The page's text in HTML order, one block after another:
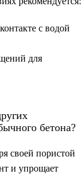
с водой
для
бетона?
своей пористой
и упрощает